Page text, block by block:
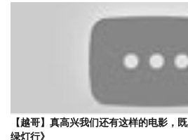
【越哥】真高兴我们还有这样的电影，
绿灯行》